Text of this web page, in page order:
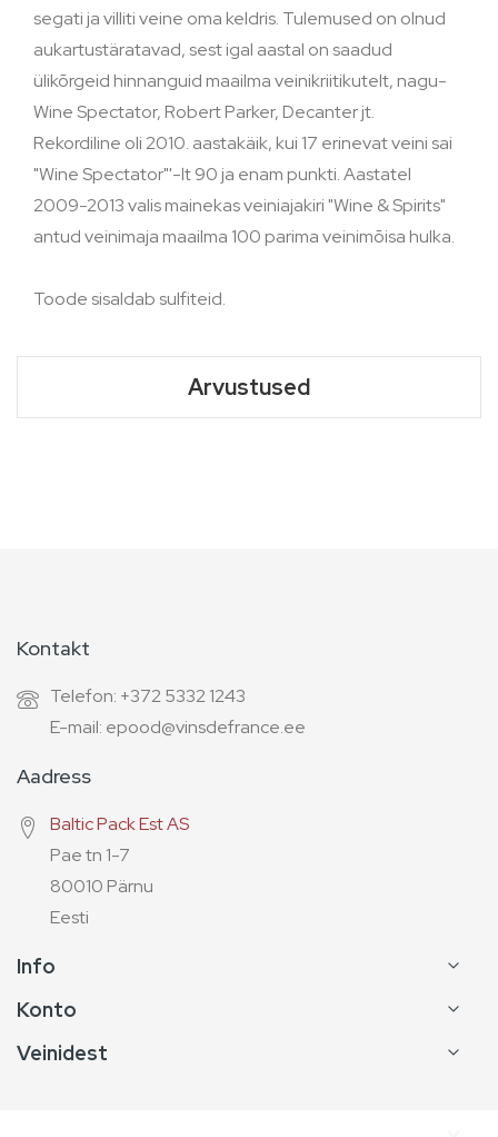
segati ja villiti veine oma keldris. Tulemused on olnud
aukartustäratavad, sest igal aastal on saadud
ülikõrgeid hinnanguid maailma veinikriitikutelt, nagu-
Wine Spectator, Robert Parker, Decanter jt.
Rekordiline oli 2010. aastakäik, kui 17 erinevat veini sai
"Wine Spectator"'-lt 90 ja enam punkti. Aastatel
2009-2013 valis mainekas veiniajakiri "Wine & Spirits"
antud veinimaja maailma 100 parima veinimõisa hulka.
Toode sisaldab sulfiteid.
Arvustused
Kontakt
Telefon: +372 5332 1243
E-mail: epood@vinsdefrance.ee
Aadress
Baltic Pack Est AS
Pae tn 1-7
80010 Pärnu
Eesti
Info
Konto
Veinidest